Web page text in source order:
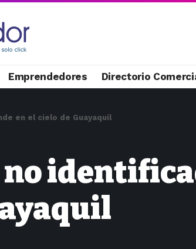
Emprendedores Directorio
en el cielo de Guayaquil
no